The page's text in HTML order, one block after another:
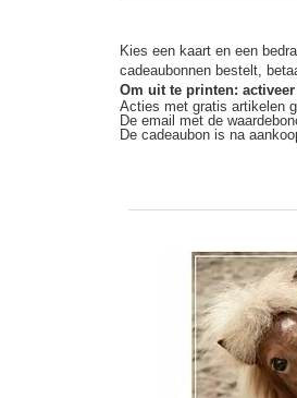
Kies een kaart en een
cadeaubonnen bestelt,
Om uit te printen:
Acties met gratis artikelen
De email met de
De cadeaubon is na